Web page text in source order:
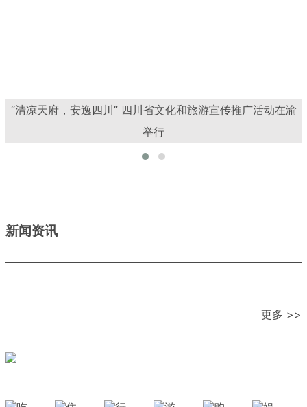
“清凉天府，安逸四川” 四川省文化和旅游宣传推广活动在渝
举行
新闻资讯
更多 >>